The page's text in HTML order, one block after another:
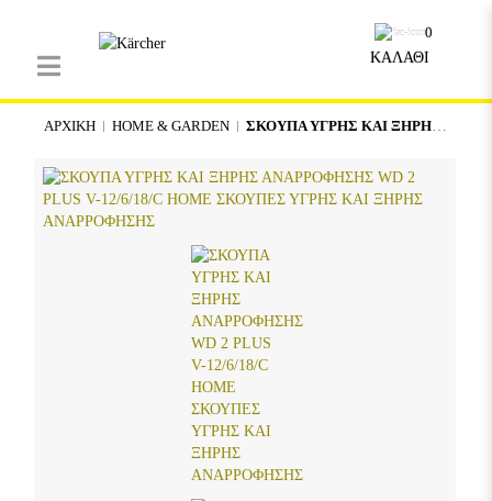
ΚΑΛΑΘΙ
0
ΑΡΧΙΚΉ HOME & GARDEN ΣΚΟΥΠΑ ΥΓΡΗΣ ΚΑΙ ΞΗΡΗΣ ΑΝΑΡΡΟΦΗΣΗΣ WD 2 PLUS V-12/6/18/C HOME